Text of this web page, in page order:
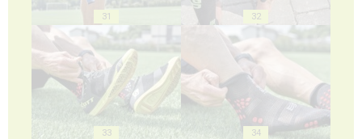
31 32
33 34